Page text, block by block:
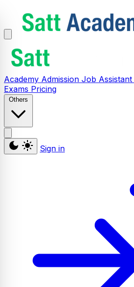
Academy Admission Job Assistant
Exams Pricing
Others
Sign in